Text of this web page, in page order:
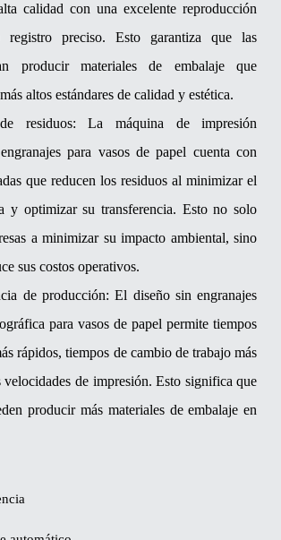
calidad con una excelente reproducción
preciso. Esto garantiza que las
producir materiales de embalaje que
altos estándares de calidad y estética.
residuos: La máquina de impresión
para vasos de papel cuenta con
que reducen los residuos al minimizar el
y optimizar su transferencia. Esto no solo
a minimizar su impacto ambiental, sino
sus costos operativos.
de producción: El diseño sin engranajes
para vasos de papel permite tiempos
rápidos, tiempos de cambio de trabajo más
velocidades de impresión. Esto significa que
producir más materiales de embalaje en